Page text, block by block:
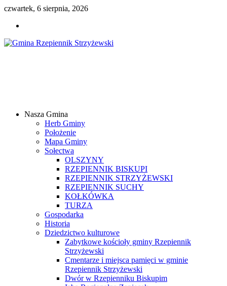
czwartek, 6 sierpnia, 2026
Samorządowy
Internetowy
Nasza Gmina
Herb Gminy
Położenie
Mapa Gminy
Sołectwa
OLSZYNY
RZEPIENNIK BISKUPI
RZEPIENNIK STRZYŻEWSKI
RZEPIENNIK SUCHY
KOŁKÓWKA
TURZA
Gospodarka
Historia
Dziedzictwo kulturowe
Zabytkowe kościoły gminy Rzepiennik
Strzyżewski
Cmentarze i miejsca pamięci w gminie
Rzepiennik Strzyżewski
Dwór w Rzepienniku Biskupim